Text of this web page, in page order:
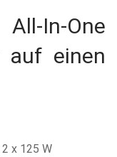
In-One
auf einen
x 125 W